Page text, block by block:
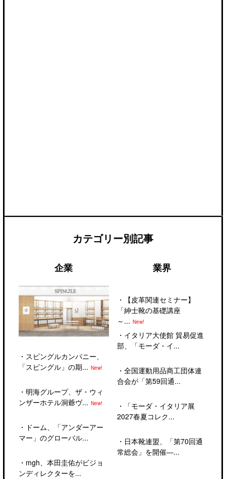
カテゴリー別記事
企業
・ スピングルカンパニー、
「スピングル」の期... New!
・ 明海グループ、ザ・ウィ
ンザーホテル洞爺ヴ... New!
・ ドーム、「アンダーアー
マー」のグローバル...
・ mgh、本田圭佑がビジョ
ンディレクターを...
業界
・
【皮革関連セミナー】
「紳士靴の基礎講座
～... New!
・ イタリア大使館 貿易促進
部、「モーダ・イ...
・ 全国運動用品商工団体連
合会が「第59回通...
・
「モーダ・イタリア展
2027春夏コレク...
・ 日本靴連盟、「第70回通
常総会」を開催―...